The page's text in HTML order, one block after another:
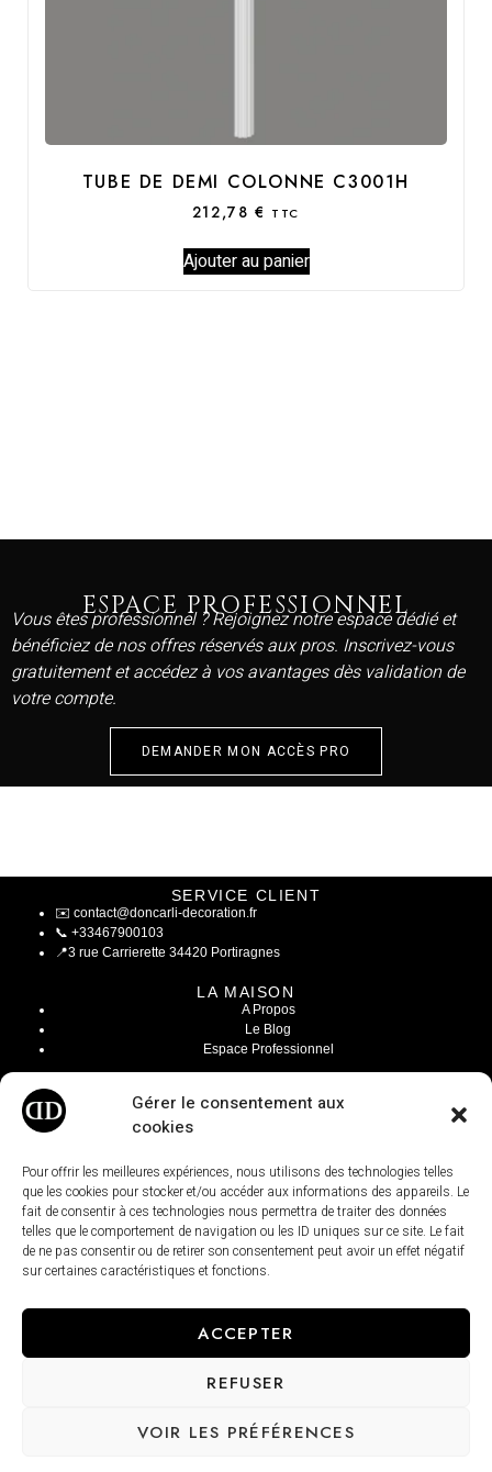
Gérer le consentement aux
cookies
Pour offrir les meilleures expériences, nous utilisons des technologies telles
que les cookies pour stocker et/ou accéder aux informations des appareils. Le
fait de consentir à ces technologies nous permettra de traiter des données
telles que le comportement de navigation ou les ID uniques sur ce site. Le fait
de ne pas consentir ou de retirer son consentement peut avoir un effet négatif
sur certaines caractéristiques et fonctions.
ACCEPTER
REFUSER
VOIR LES PRÉFÉRENCES
TUBE DE DEMI COLONNE C3001H
212,78€ TTC
Ajouter au panier
ESPACE PROFESSIONNEL
Vous êtes professionnel ? Rejoignez notre espace dédié et
bénéficiez de nos offres réservés aux pros. Inscrivez-vous
gratuitement et accédez à vos avantages dès validation de
votre compte.
DEMANDER MON ACCÈS PRO
SERVICE CLIENT
✉️ contact@doncarli-decoration.fr
📞 +33467900103
📍3 rue Carrierette 34420 Portiragnes
LA MAISON
A Propos
Le Blog
Espace Professionnel
Mentions Légales
Paiement sécurisé
Conditions générales de ventes